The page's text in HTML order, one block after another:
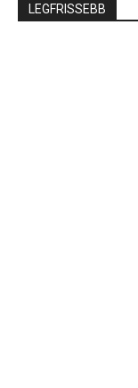
LEGFRISSEBB